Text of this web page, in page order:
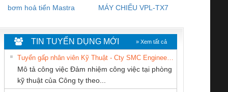
bơm hoả tiển Mastra MÁY CHIẾU VPL-TX7
TIN TUYỂN DỤNG MỚI » Xem tất cả
Mô tả công việc Đảm nhiệm công việc tại phòng
kỹ thuật của Công ty theo...